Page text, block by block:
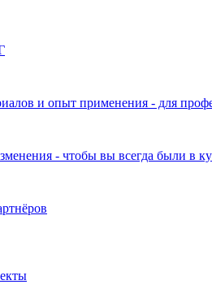
и опыт применения - для
- чтобы вы всегда были в